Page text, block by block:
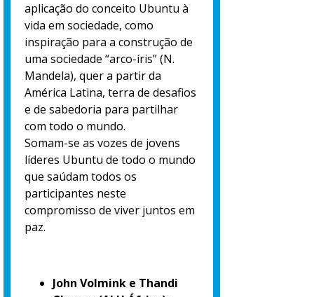
aplicação do conceito Ubuntu à
vida em sociedade, como
inspiração para a construção de
uma sociedade “arco-íris” (N.
Mandela), quer a partir da
América Latina, terra de desafios
e de sabedoria para partilhar
com todo o mundo.
Somam-se as vozes de jovens
líderes Ubuntu de todo o mundo
que saúdam todos os
participantes neste
compromisso de viver juntos em
paz.
John Volmink e Thandi